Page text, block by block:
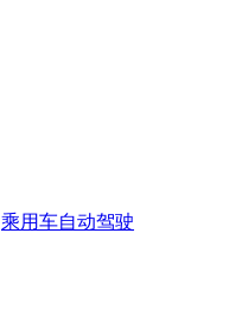
乘用车自动驾驶